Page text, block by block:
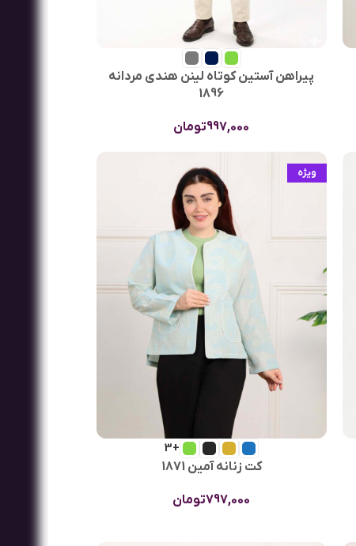
پیراهن آستین کوتاه لینن هندی مردانه
1896
997,000تومان
ویژه
+3
کت زنانه آمین 1871
797,000تومان